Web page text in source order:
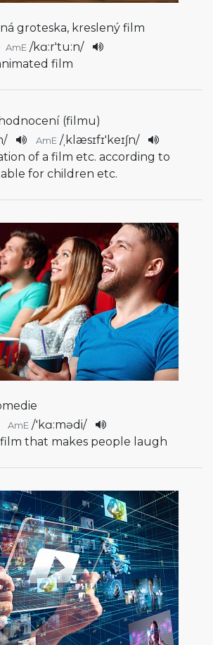
groteska, kreslený film
AmE /kɑ:r'tu:n/
film
(filmu)
/ AmE /ˌklæsɪfɪ'keɪʃn/
of a film etc. according to
for children etc.
AmE /'kɑ:mədi/
that makes people laugh